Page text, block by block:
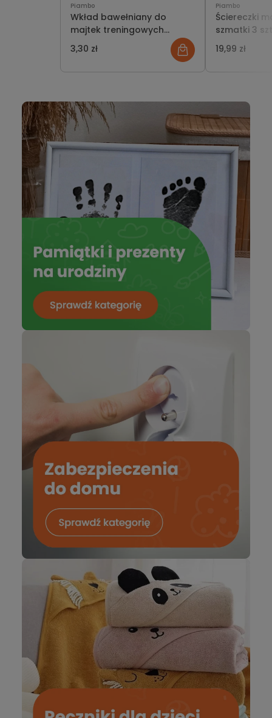
Piambo
Wkład bawełniany do
majtek treningowych
pieluch wielorazowych
3,30 zł
Piambo
Ściereczki
szmatki 3
szkła,
30x40 cm
19,99 zł